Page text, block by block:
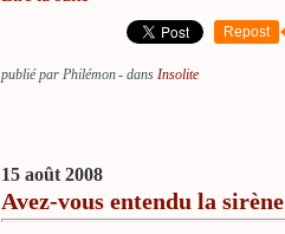
Repost
publié par Philémon- dans Insolite
15 août 2008
Avez-vous entendu la